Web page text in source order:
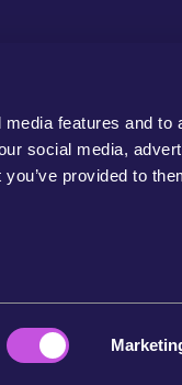
features and to
social media,
provided to